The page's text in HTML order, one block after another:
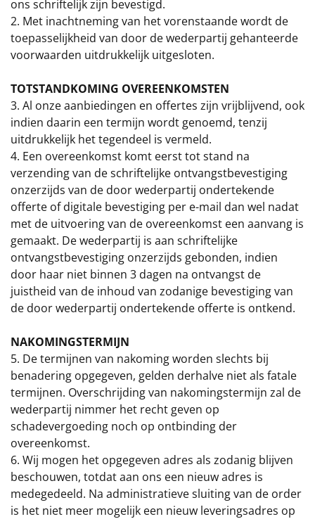
Alle kerstpakketten 2026
Thema
Rituals
Luxe
Mannen
Vrouwen
Duurzaam
Leuke
Goedkope
Uniek
Alle thema's
Artikel
Hitster NIEUW
Pizzarette
Tas
ons schriftelijk zijn bevestigd.
2. Met inachtneming van het vorenstaande wordt de
toepasselijkheid van door de wederpartij gehanteerde
voorwaarden uitdrukkelijk uitgesloten.
TOTSTANDKOMING OVEREENKOMSTEN
3. Al onze aanbiedingen en offertes zijn vrijblijvend, ook
indien daarin een termijn wordt genoemd, tenzij
uitdrukkelijk het tegendeel is vermeld.
4. Een overeenkomst komt eerst tot stand na
verzending van de schriftelijke ontvangstbevestiging
onzerzijds van de door wederpartij ondertekende
offerte of digitale bevestiging per e-mail dan wel nadat
met de uitvoering van de overeenkomst een aanvang is
gemaakt. De wederpartij is aan schriftelijke
ontvangstbevestiging onzerzijds gebonden, indien
door haar niet binnen 3 dagen na ontvangst de
juistheid van de inhoud van zodanige bevestiging van
de door wederpartij ondertekende offerte is ontkend.
NAKOMINGSTERMIJN
5. De termijnen van nakoming worden slechts bij
benadering opgegeven, gelden derhalve niet als fatale
termijnen. Overschrijding van nakomingstermijn zal de
wederpartij nimmer het recht geven op
schadevergoeding noch op ontbinding der
overeenkomst.
6. Wij mogen het opgegeven adres als zodanig blijven
beschouwen, totdat aan ons een nieuw adres is
medegedeeld. Na administratieve sluiting van de order
is het niet meer mogelijk een nieuw leveringsadres op